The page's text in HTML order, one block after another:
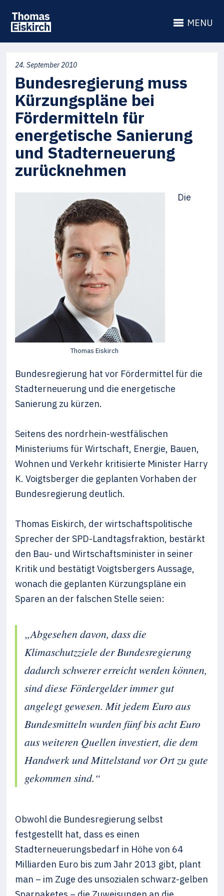
MENU
24. September 2010
Bundesregierung muss
Kürzungspläne bei
Fördermitteln für
energetische Sanierung
und Stadterneuerung
zurücknehmen
Thomas Eiskirch
Die
Bundesregierung hat vor Fördermittel für die
Stadterneuerung und die energetische
Sanierung zu kürzen.
Seitens des nordrhein-westfälischen
Ministeriums für Wirtschaft, Energie, Bauen,
Wohnen und Verkehr kritisierte Minister Harry
K. Voigtsberger die geplanten Vorhaben der
Bundesregierung deutlich.
Thomas Eiskirch, der wirtschaftspolitische
Sprecher der SPD-Landtagsfraktion, bestärkt
den Bau- und Wirtschaftsminister in seiner
Kritik und bestätigt Voigtsbergers Aussage,
wonach die geplanten Kürzungspläne ein
Sparen an der falschen Stelle seien:
„Abgesehen davon, dass die
Klimaschutzziele der Bundesregierung
dadurch schwerer erreicht werden können,
sind diese Fördergelder immer gut
angelegt gewesen. Mit jedem Euro aus
Bundesmitteln wurden fünf bis acht Euro
aus weiteren Quellen investiert, die dem
Handwerk und Mittelstand vor Ort zu gute
gekommen sind.“
Obwohl die Bundesregierung selbst
festgestellt hat, dass es einen
Stadterneuerungsbedarf in Höhe von 64
Milliarden Euro bis zum Jahr 2013 gibt, plant
man – im Zuge des unsozialen schwarz-gelben